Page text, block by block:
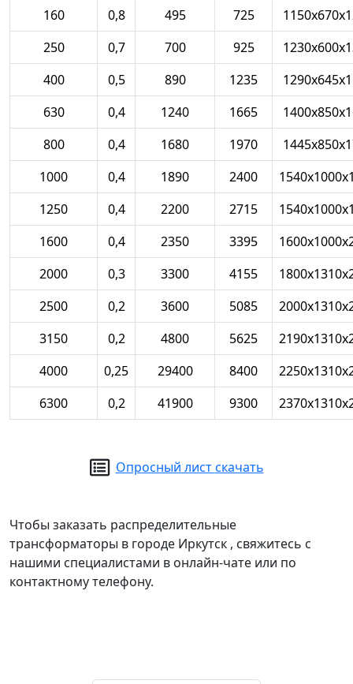
160
0,8 495 725
250
0,7 700 925
400
0,5 890 1235
630
0,4 1240 1665
800
0,4 1680 1970
1000
0,4 1890 2400
1250
0,4 2200 2715
1600
0,4 2350 3395
2000
0,3 3300 4155
2500
0,2 3600 5085
3150
0,2 4800 5625
4000
0,25 29400 8400
6300
0,2 41900 9300
Опросный листскачать
Чтобы заказать распределительные
трансформаторы в городе Иркутск , свяжитесь с
нашими специалистами в онлайн-чате или по
контактному телефону.